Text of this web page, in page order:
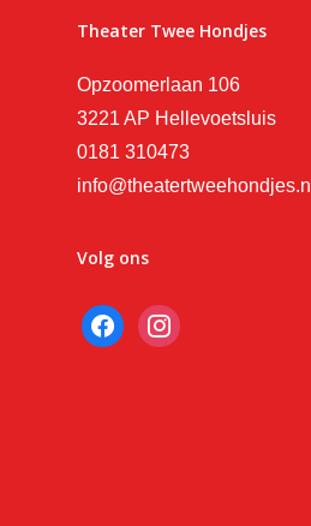
Theater Twee Hondjes
Opzoomerlaan 106
3221 AP Hellevoetsluis
0181 310473
info@theatertweehondjes.nl
Volg ons
facebookinstagram